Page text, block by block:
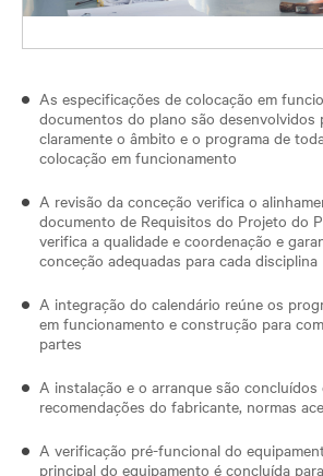
As especificações de colocação em
documentos do plano são desenvolvidos
claramente o âmbito e o programa de
colocação em funcionamento
A revisão da conceção verifica o
documento de Requisitos do Projeto do
verifica a qualidade e coordenação e
conceção adequadas para cada disciplina
A integração do calendário reúne os
em funcionamento e construção para
partes
A instalação e o arranque são concluídos
recomendações do fabricante, normas
A verificação pré-funcional do
principal do equipamento é concluída